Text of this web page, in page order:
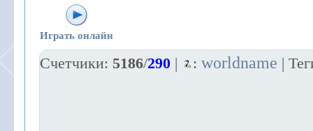
Играть онлайн
Счетчики: 5186/290 | : worldname |